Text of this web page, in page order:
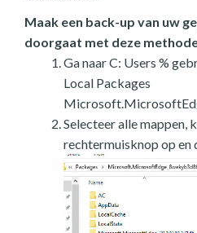
Maak een back-up van uw
doorgaat met deze
Ga naar C: Users %
Local Packages
Selecteer alle mappen,
rechtermuisknop op en